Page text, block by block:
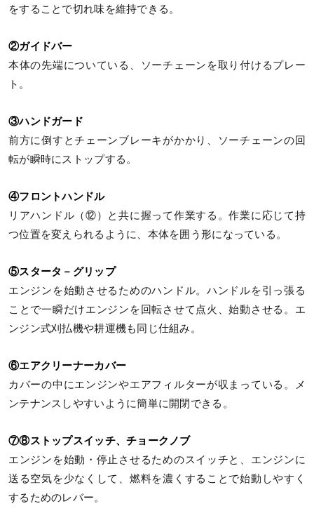
をすることで切れ味を維持できる。
②ガイドバー
本体の先端についている、ソーチェーンを取り付けるプレー
ト。
③ハンドガード
前方に倒すとチェーンブレーキがかかり、ソーチェーンの回
転が瞬時にストップする。
④フロントハンドル
リアハンドル（⑫）と共に握って作業する。作業に応じて持
つ位置を変えられるように、本体を囲う形になっている。
⑤スタータ－グリップ
エンジンを始動させるためのハンドル。ハンドルを引っ張る
ことで一瞬だけエンジンを回転させて点火、始動させる。エ
ンジン式刈払機や耕運機も同じ仕組み。
⑥エアクリーナーカバー
カバーの中にエンジンやエアフィルターが収まっている。メ
ンテナンスしやすいように簡単に開閉できる。
⑦⑧ストップスイッチ、チョークノブ
エンジンを始動・停止させるためのスイッチと、エンジンに
送る空気を少なくして、燃料を濃くすることで始動しやすく
するためのレバー。